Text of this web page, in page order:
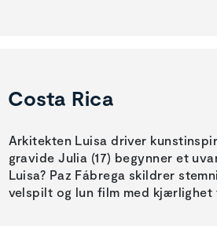
Costa Rica
Arkitekten Luisa driver
gravide Julia (17) begynner et
Luisa? Paz Fábrega skildrer
velspilt og lun film med kjærlighet